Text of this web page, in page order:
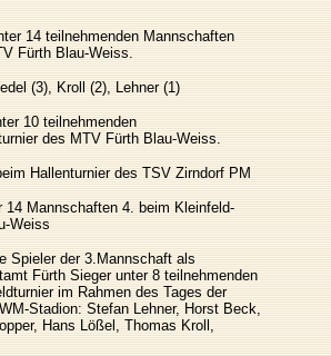
14 teilnehmenden Mannschaften
Fürth Blau-Weiss.
(3), Kroll (2), Lehner (1)
10 teilnehmenden
des MTV Fürth Blau-Weiss.
Hallenturnier des TSV Zirndorf PM
14 Mannschaften 4. beim Kleinfeld-
Weiss
Spieler der 3.Mannschaft als
Fürth Sieger unter 8 teilnehmenden
im Rahmen des Tages der
Stadion: Stefan Lehner, Horst Beck,
Hans Lößel, Thomas Kroll,